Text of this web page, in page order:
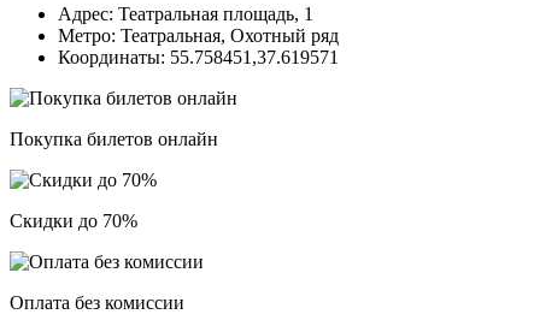
Адрес: Театральная площадь, 1
Метро: Театральная, Охотный ряд
Координаты: 55.758451,37.619571
Покупка билетов онлайн
Скидки до 70%
Оплата без комиссии